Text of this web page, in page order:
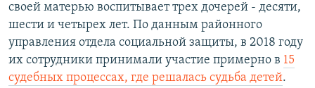
своей матерью воспитывает трех дочерей - десяти,
шести и четырех лет. По данным районного
управления отдела социальной защиты, в 2018 году
их сотрудники принимали участие примерно в 15
судебных процессах, где решалась судьба детей.